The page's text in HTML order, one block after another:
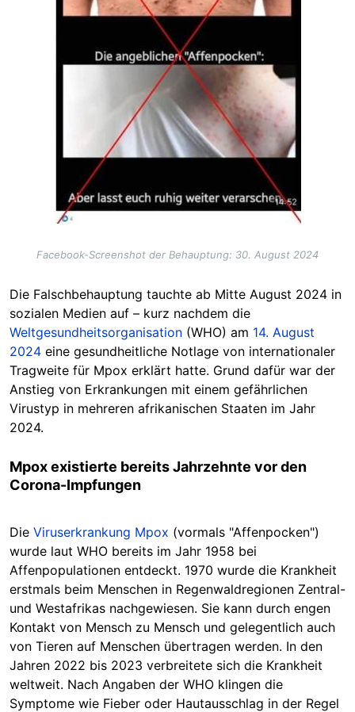
Facebook-Screenshot der Behauptung: 30. August 2024
Die Falschbehauptung tauchte ab Mitte August 2024 in
sozialen Medien auf – kurz nachdem die
Weltgesundheitsorganisation (WHO) am 14. August
2024 eine gesundheitliche Notlage von internationaler
Tragweite für Mpox erklärt hatte. Grund dafür war der
Anstieg von Erkrankungen mit einem gefährlichen
Virustyp in mehreren afrikanischen Staaten im Jahr
2024.
Mpox existierte bereits Jahrzehnte vor den
Corona-Impfungen
Die Viruserkrankung Mpox (vormals "Affenpocken")
wurde laut WHO bereits im Jahr 1958 bei
Affenpopulationen entdeckt. 1970 wurde die Krankheit
erstmals beim Menschen in Regenwaldregionen Zentral-
und Westafrikas nachgewiesen. Sie kann durch engen
Kontakt von Mensch zu Mensch und gelegentlich auch
von Tieren auf Menschen übertragen werden. In den
Jahren 2022 bis 2023 verbreitete sich die Krankheit
weltweit. Nach Angaben der WHO klingen die
Symptome wie Fieber oder Hautausschlag in der Regel